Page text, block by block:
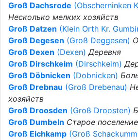
Groß Dachsrode (Obscherninken
Несколько мелких хозяйств
Groß Datzen (Klein Orth Kr.
Groß Degesen (Groß Deggesen)
Groß Dexen (Dexen)Деревня
Groß Dirschkeim (Dirschkeim)
Groß Döbnicken (Dobnicken)
Groß Drebnau (Groß Drebenau)
хозяйств
Groß Droosden (Groß Droosten)
Groß Dumbeln Старое поселение
Groß Eichkamp (Groß